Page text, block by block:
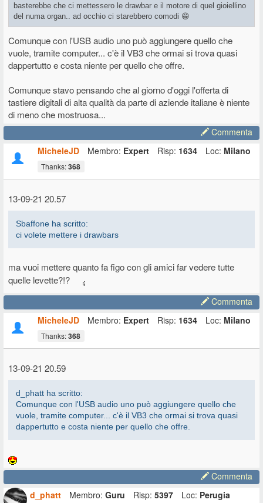
basterebbe che ci mettessero le drawbar e il motore di quel gioiellino
del numa organ.. ad occhio ci starebbero comodi 😁
Comunque con l'USB audio uno può aggiungere quello che
vuole, tramite computer... c'è il VB3 che ormai si trova quasi
dappertutto e costa niente per quello che offre.
Comunque stavo pensando che al giorno d'oggi l'offerta di
tastiere digitali di alta qualità da parte di aziende italiane è niente
di meno che mostruosa...
Commenta
MicheleJD
Membro: Expert Risp: 1634 Loc: Milano
Thanks:368
13-09-21 20.57
Sbaffone ha scritto:
ci volete mettere i drawbars
ma vuoi mettere quanto fa figo con gli amici far vedere tutte
quelle levette?!?
Commenta
MicheleJD
Membro: Expert Risp: 1634 Loc: Milano
Thanks:368
13-09-21 20.59
d_phatt ha scritto:
Comunque con l'USB audio uno può aggiungere quello che
vuole, tramite computer... c'è il VB3 che ormai si trova quasi
dappertutto e costa niente per quello che offre.
Commenta
d_phatt
Membro: Guru Risp: 5397 Loc: Perugia